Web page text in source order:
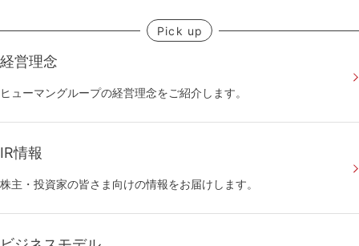
Pick up
経営理念
ヒューマングループの経営理念をご紹介します。
IR情報
株主・投資家の皆さま向けの情報をお届けします。